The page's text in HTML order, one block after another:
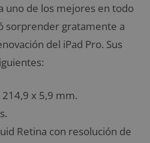
uno de los mejores en todo
sorprender gratamente a
del iPad Pro. Sus
x 5,9 mm.
Retina con resolución de